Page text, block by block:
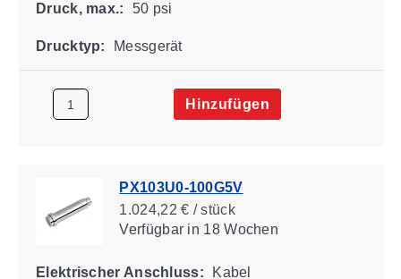
Druck, max.: 50 psi
Drucktyp: Messgerät
Hinzufügen
PX103U0-100G5V
1.024,22 € / stück
Verfügbarin 18 Wochen
Elektrischer Anschluss: Kabel